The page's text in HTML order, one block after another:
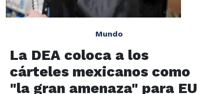
Mundo
La DEA coloca a los
cárteles mexicanos como
"la gran amenaza" para EU